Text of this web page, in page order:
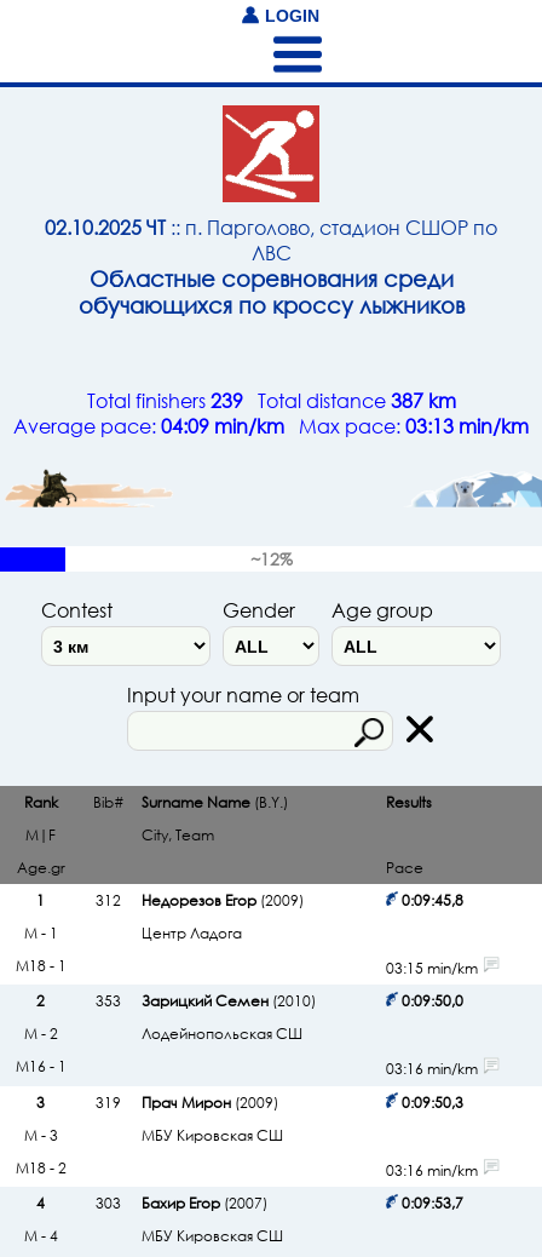
LOGIN
02.10.2025 ЧТ:: п. Парголово, стадион СШОР по
ЛВС
Областные соревнования среди
обучающихся по кроссу лыжников
Total finishers239Total distance387 km
Average pace:04:09 min/km Max pace:03:13 min/km
~12%
Contest Gender Age group
Input your name or team
Rank Bib# Surname Name(B.Y.)
City, Team
Results
M|F
Age.gr
Pace
1
312 Недорезов Егор(2009)
Центр Ладога
0:09:45,8
М - 1
М18 - 1
03:15 min/km
2
353 Зарицкий Семен(2010)
Лодейнопольская СШ
0:09:50,0
М - 2
М16 - 1
03:16 min/km
3
319 Прач Мирон(2009)
МБУ Кировская СШ
0:09:50,3
М - 3
М18 - 2
03:16 min/km
4
303 Бахир Егор(2007)
МБУ Кировская СШ
0:09:53,7
М - 4